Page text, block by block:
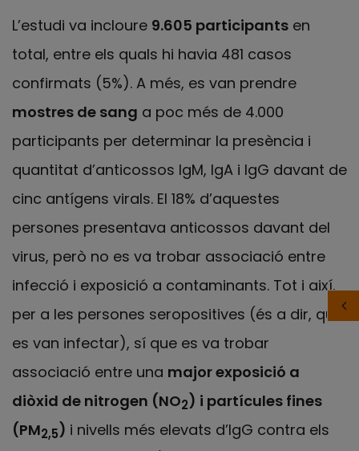
L’estudi va incloure 9.605 participants en
total, entre els quals hi havia 481 casos
confirmats (5%). A més, es van prendre
mostres de sang a poc més de 4.000
participants per determinar la presència i
quantitat d’anticossos IgM, IgA i IgG davant de
cinc antígens virals. El 18% d’aquestes
persones presentava anticossos davant del
virus, però no es va trobar associació entre
infecció i exposició a contaminants. Tot i així,
per a les persones seropositives (és a dir, que
es van infectar), sí que es va trobar
associació entre una major exposició a
diòxid de nitrogen (NO2) i partícules fines
(PM2,5) i nivells més elevats d’IgG contra els